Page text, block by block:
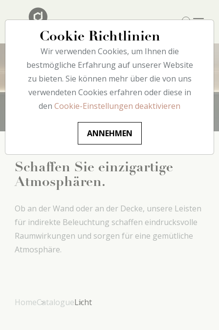
Licht
Schaffen Sie einzigartige
Atmosphären.
Ob an der Wand oder an der Decke, unsere Leisten
für indirekte Beleuchtung schaffen eindrucksvolle
Raumwirkungen und sorgen für eine gemütliche
Atmosphäre.
HomeCatalogueLicht
Cookie Richtlinien
Wir verwenden Cookies, um Ihnen die
bestmögliche Erfahrung auf unserer Website
zu bieten. Sie können mehr über die von uns
verwendeten Cookies erfahren oder diese in
den Cookie-Einstellungen deaktivieren
ANNEHMEN